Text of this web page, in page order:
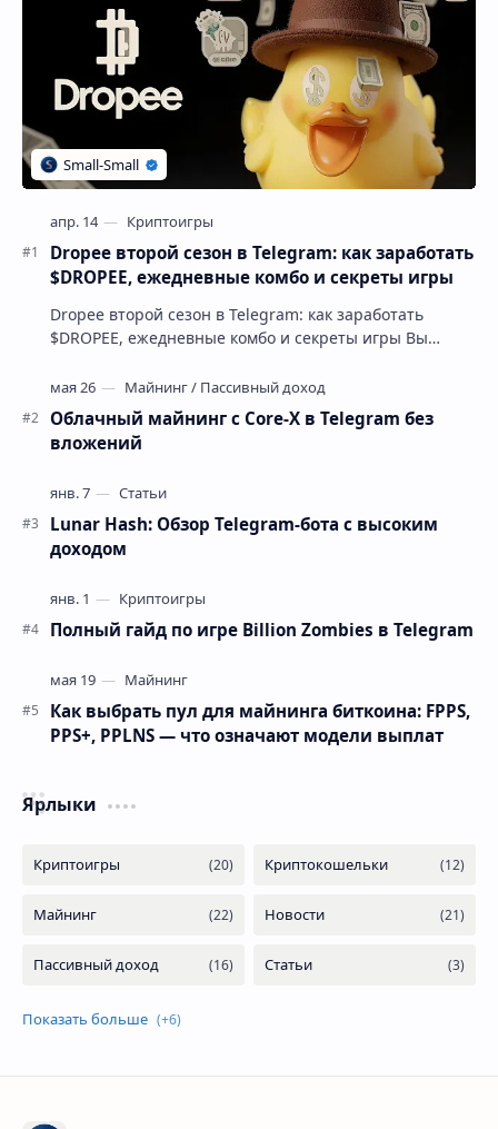
Dropee второй сезон в Telegram: как заработать
$DROPEE, ежедневные комбо и секреты игры
Dropee второй сезон в Telegram: как заработать
$DROPEE, ежедневные комбо и секреты игры Вы
Облачный майнинг с Core-X в Telegram без
вложений
Lunar Hash: Обзор Telegram-бота с высоким
доходом
Полный гайд по игре Billion Zombies в Telegram
Как выбрать пул для майнинга биткоина: FPPS,
PPS+, PPLNS — что означают модели выплат
Ярлыки